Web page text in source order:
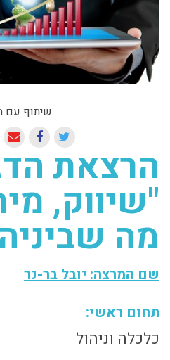
שיתוף עם
הרצאת
"שיווק,
מה
שם המרצה: יובל בר-נר
תחום ראשי:
כלכלה וניהול